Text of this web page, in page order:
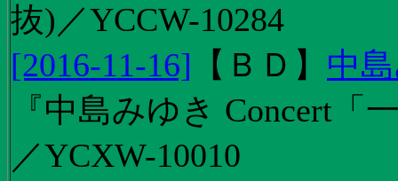
抜)／YCCW-10284
[2016-11-16] 【 ＢＤ 】 中
『中島みゆき Concert
／YCXW-10010